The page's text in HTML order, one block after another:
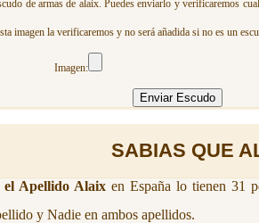
de armas de alaix. Puedes enviarlo y verificaremos
imagen la verificaremos y no será añadida si no es un
Imagen:
SABIAS QUE
el Apellido Alaix en España lo tienen 31
y Nadie en ambos apellidos.